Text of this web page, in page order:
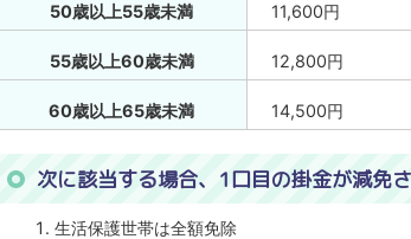
50歳以上55歳未満 11,600円
55歳以上60歳未満 12,800円
60歳以上65歳未満 14,500円
次に該当する場合、1口目の掛金が減免
生活保護世帯は全額免除